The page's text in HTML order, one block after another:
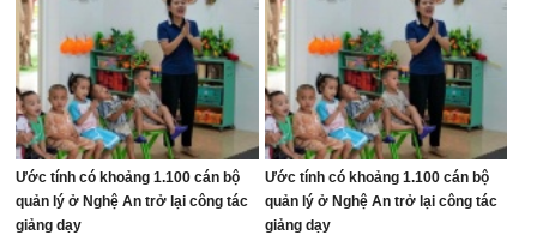
Ước tính có khoảng 1.100 cán bộ
quản lý ở Nghệ An trở lại công tác
giảng dạy
Ước tính có khoảng 1.100 cán bộ
quản lý ở Nghệ An trở lại công tác
giảng dạy